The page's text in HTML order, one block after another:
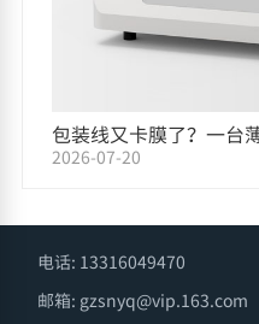
包装线又卡膜了？一台
把原因找出来
2026-07-20
电话: 13316049470
邮箱: gzsnyq@vip.163.com